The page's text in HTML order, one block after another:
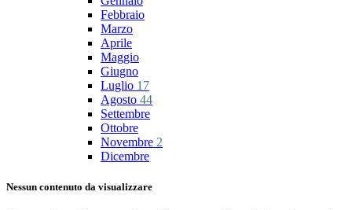
Febbraio
Marzo
Aprile
Maggio
Giugno
Luglio 17
Agosto 44
Settembre
Ottobre
Novembre 2
Dicembre
Nessun contenuto da visualizzare